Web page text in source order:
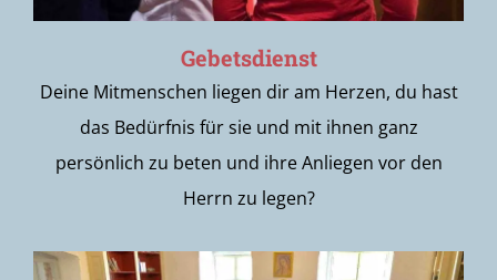
Gebetsdienst
Deine Mitmenschen liegen dir am Herzen, du hast
das Bedürfnis für sie und mit ihnen ganz
persönlich zu beten und ihre Anliegen vor den
Herrn zu legen?